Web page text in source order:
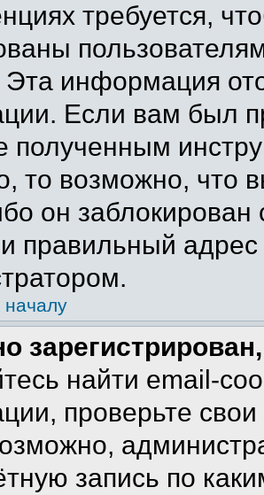
требуется,
Эта информация
Если вам был
полученным
то возможно, что
он
правильный адрес
началу
найти email-
проверьте
запись по